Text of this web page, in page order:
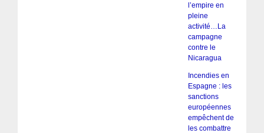
l’empire en
pleine
activité…La
campagne
contre le
Nicaragua
Incendies en
Espagne : les
sanctions
européennes
empêchent de
les combattre